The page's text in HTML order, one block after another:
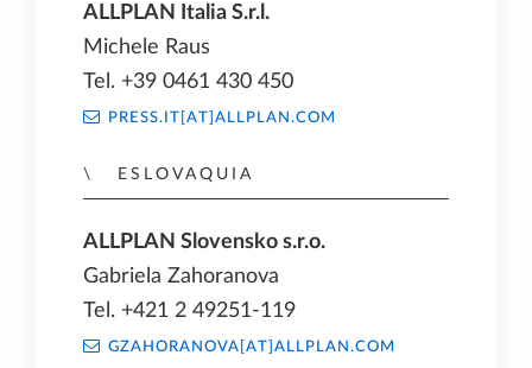
ALLPLAN Italia S.r.l.
Michele Raus
Tel. +39 0461 430 450
PRESS.IT[AT]ALLPLAN.COM
ESLOVAQUIA
ALLPLAN Slovensko s.r.o.
Gabriela Zahoranova
Tel. +421 2 49251-119
GZAHORANOVA[AT]ALLPLAN.COM